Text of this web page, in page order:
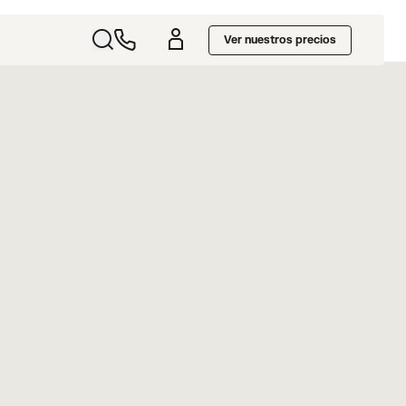
Ver nuestros precios